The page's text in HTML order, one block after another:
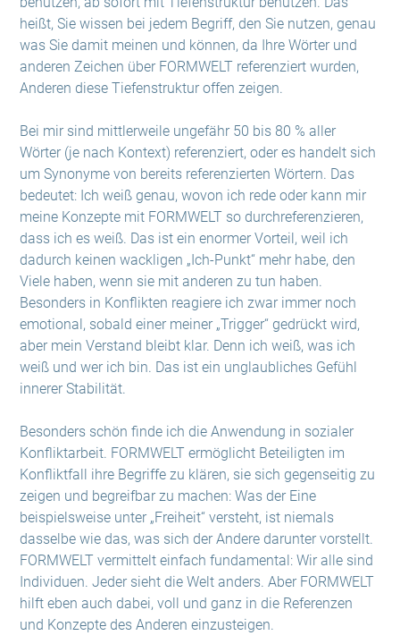
heißt, Sie wissen bei jedem Begriff, den Sie nutzen, genau
was Sie damit meinen und können, da Ihre Wörter und
anderen Zeichen über FORMWELT referenziert wurden,
Anderen diese Tiefenstruktur offen zeigen.
Bei mir sind mittlerweile ungefähr 50 bis 80 % aller
Wörter (je nach Kontext) referenziert, oder es handelt sich
um Synonyme von bereits referenzierten Wörtern. Das
bedeutet: Ich weiß genau, wovon ich rede oder kann mir
meine Konzepte mit FORMWELT so durchreferenzieren,
dass ich es weiß. Das ist ein enormer Vorteil, weil ich
dadurch keinen wackligen „Ich-Punkt“ mehr habe, den
Viele haben, wenn sie mit anderen zu tun haben.
Besonders in Konflikten reagiere ich zwar immer noch
emotional, sobald einer meiner „Trigger“ gedrückt wird,
aber mein Verstand bleibt klar. Denn ich weiß, was ich
weiß und wer ich bin. Das ist ein unglaubliches Gefühl
innerer Stabilität.
Besonders schön finde ich die Anwendung in sozialer
Konfliktarbeit. FORMWELT ermöglicht Beteiligten im
Konfliktfall ihre Begriffe zu klären, sie sich gegenseitig zu
zeigen und begreifbar zu machen: Was der Eine
beispielsweise unter „Freiheit“ versteht, ist niemals
dasselbe wie das, was sich der Andere darunter vorstellt.
FORMWELT vermittelt einfach fundamental: Wir alle sind
Individuen. Jeder sieht die Welt anders. Aber FORMWELT
hilft eben auch dabei, voll und ganz in die Referenzen
und Konzepte des Anderen einzusteigen.